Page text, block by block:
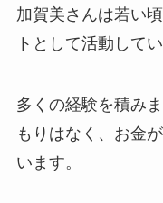
加賀美さんは若い
トとして活動して
多くの経験を積み
もりはなく、お金
います。